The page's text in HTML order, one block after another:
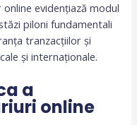
evidențiază modul
piloni fundamentali
tranzacțiilor și
și internaționale.
a
online